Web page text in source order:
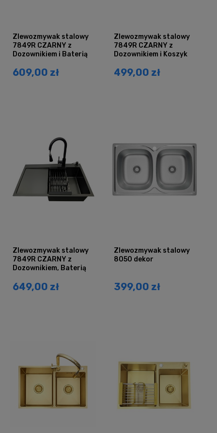
Zlewozmywak stalowy
7849R CZARNY z
Dozownikiem i Baterią
609,00 zł
Zlewozmywak stalowy
7849R CZARNY z
Dozownikiem i Koszyk
499,00 zł
Zlewozmywak stalowy
7849R CZARNY z
Dozownikiem, Baterią
649,00 zł
Zlewozmywak stalowy
8050 dekor
399,00 zł